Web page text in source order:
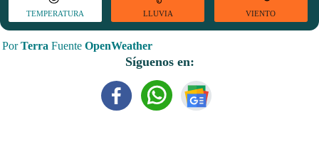
TEMPERATURA LLUVIA VIENTO
PorTerra Fuente OpenWeather
Síguenos en: